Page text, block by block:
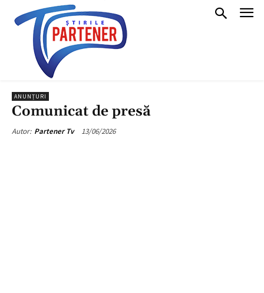
ANUNȚURI
Comunicat de presă
Autor: Partener Tv 13/06/2026